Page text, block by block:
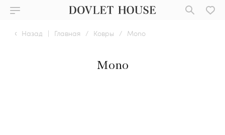
Назад | Главная / Ковры / Mono
Mono